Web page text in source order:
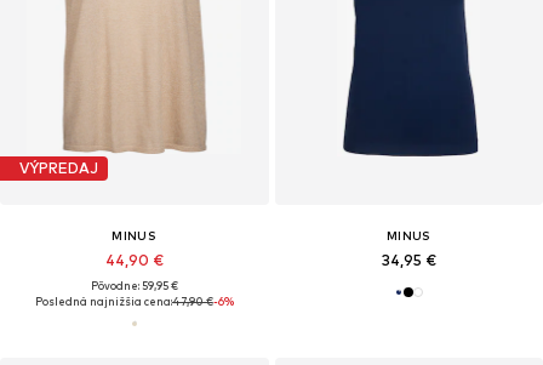
VÝPREDAJ
MINUS
44,90 €
Pôvodne: 59,95 €
Posledná najnižšia cena:47,90 €-6%
MINUS
34,95 €